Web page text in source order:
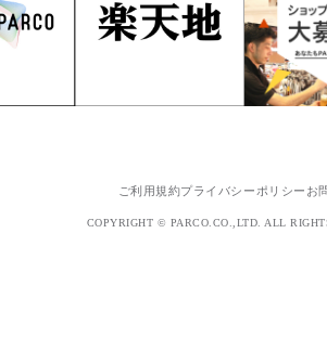
ご利用規約プライバシーポリシー お
COPYRIGHT © PARCO.CO.,LTD. ALL